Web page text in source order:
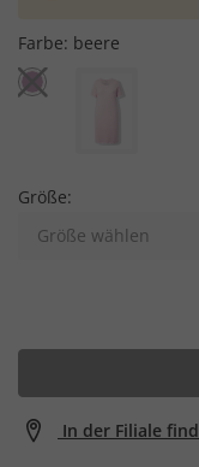
Farbe: beere
Größe:
Größe wählen
In der Filiale